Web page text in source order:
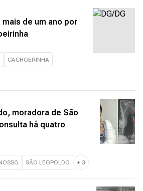
de um ano por
CACHOERINHA
moradora de São
há quatro
SÃO LEOPOLDO + 3